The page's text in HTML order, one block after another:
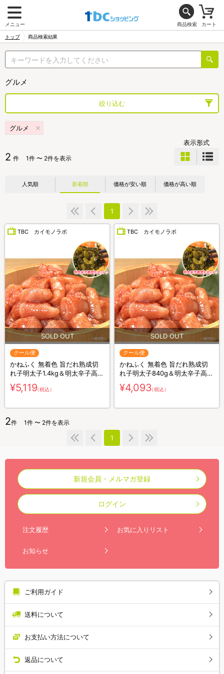
メニュー 商品検索 カート
トップ 商品検索結果
グルメ
絞り込む
グルメ
2 件 1件 〜 2件を表示
表示形式
人気順 新着順 価格が安い順 価格が高い順
1
TBC カイモノラボ
クール便
かねふく 無着色 旨だれ熟成切
れ子明太子1.4kg＆明太辛子高菜
100gセット
¥5,119（税込）
TBC カイモノラボ
クール便
かねふく 無着色 旨だれ熟成切
れ子明太子840g＆明太辛子高菜
100gセット
¥4,093（税込）
2件 1件 〜 2件を表示
1
新規会員・メルマガ登録
ログイン
注文履歴 お気に入りリスト
お知らせ
ご利用ガイド
送料について
お支払い方法について
返品について